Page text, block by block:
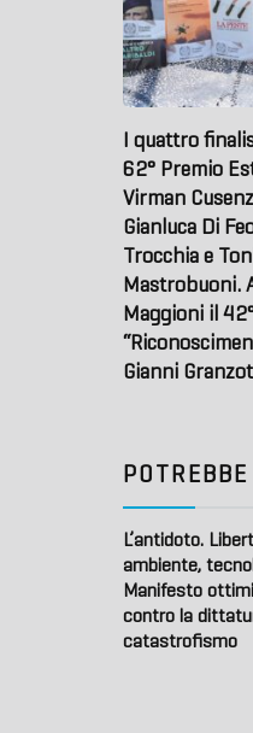
I quattro
62° Premio
Virman
Gianluca Di
Trocchia e
Mastrobuoni.
Maggioni il
Gianni
L’antidoto.
ambiente,
Manifesto
contro la
catastrofismo